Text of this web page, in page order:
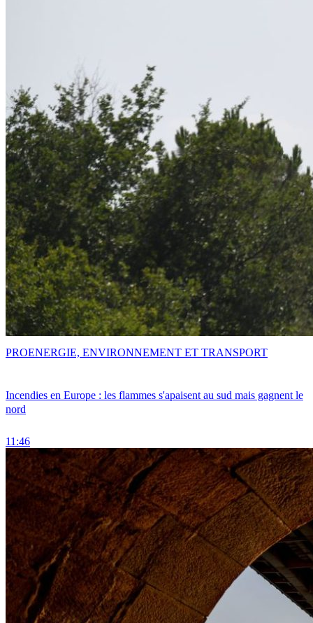
Incendies en Europe : les flammes s'apaisent au sud mais gagnent le
nord
11:46
PROENERGIE, ENVIRONNEMENT ET TRANSPORT